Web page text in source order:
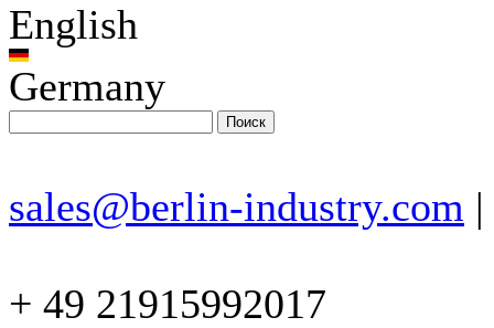
English
Germany
sales@berlin-industry.com |
+ 49 21915992017